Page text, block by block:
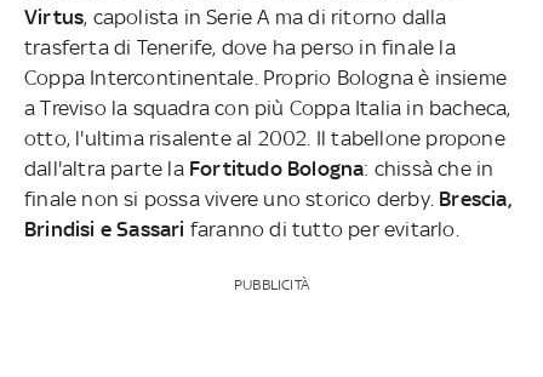
Virtus, capolista in Serie A ma di ritorno dalla
trasferta di Tenerife, dove ha perso in finale la
Coppa Intercontinentale. Proprio Bologna è insieme
a Treviso la squadra con più Coppa Italia in bacheca,
otto, l'ultima risalente al 2002. Il tabellone propone
dall'altra parte la Fortitudo Bologna: chissà che in
finale non si possa vivere uno storico derby. Brescia,
Brindisi e Sassari faranno di tutto per evitarlo.
PUBBLICITÀ